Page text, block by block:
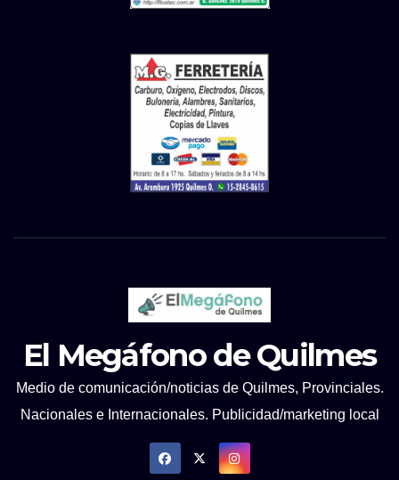
El Megáfono de Quilmes
Medio de comunicación/noticias de Quilmes, Provinciales.
Nacionales e Internacionales. Publicidad/marketing local